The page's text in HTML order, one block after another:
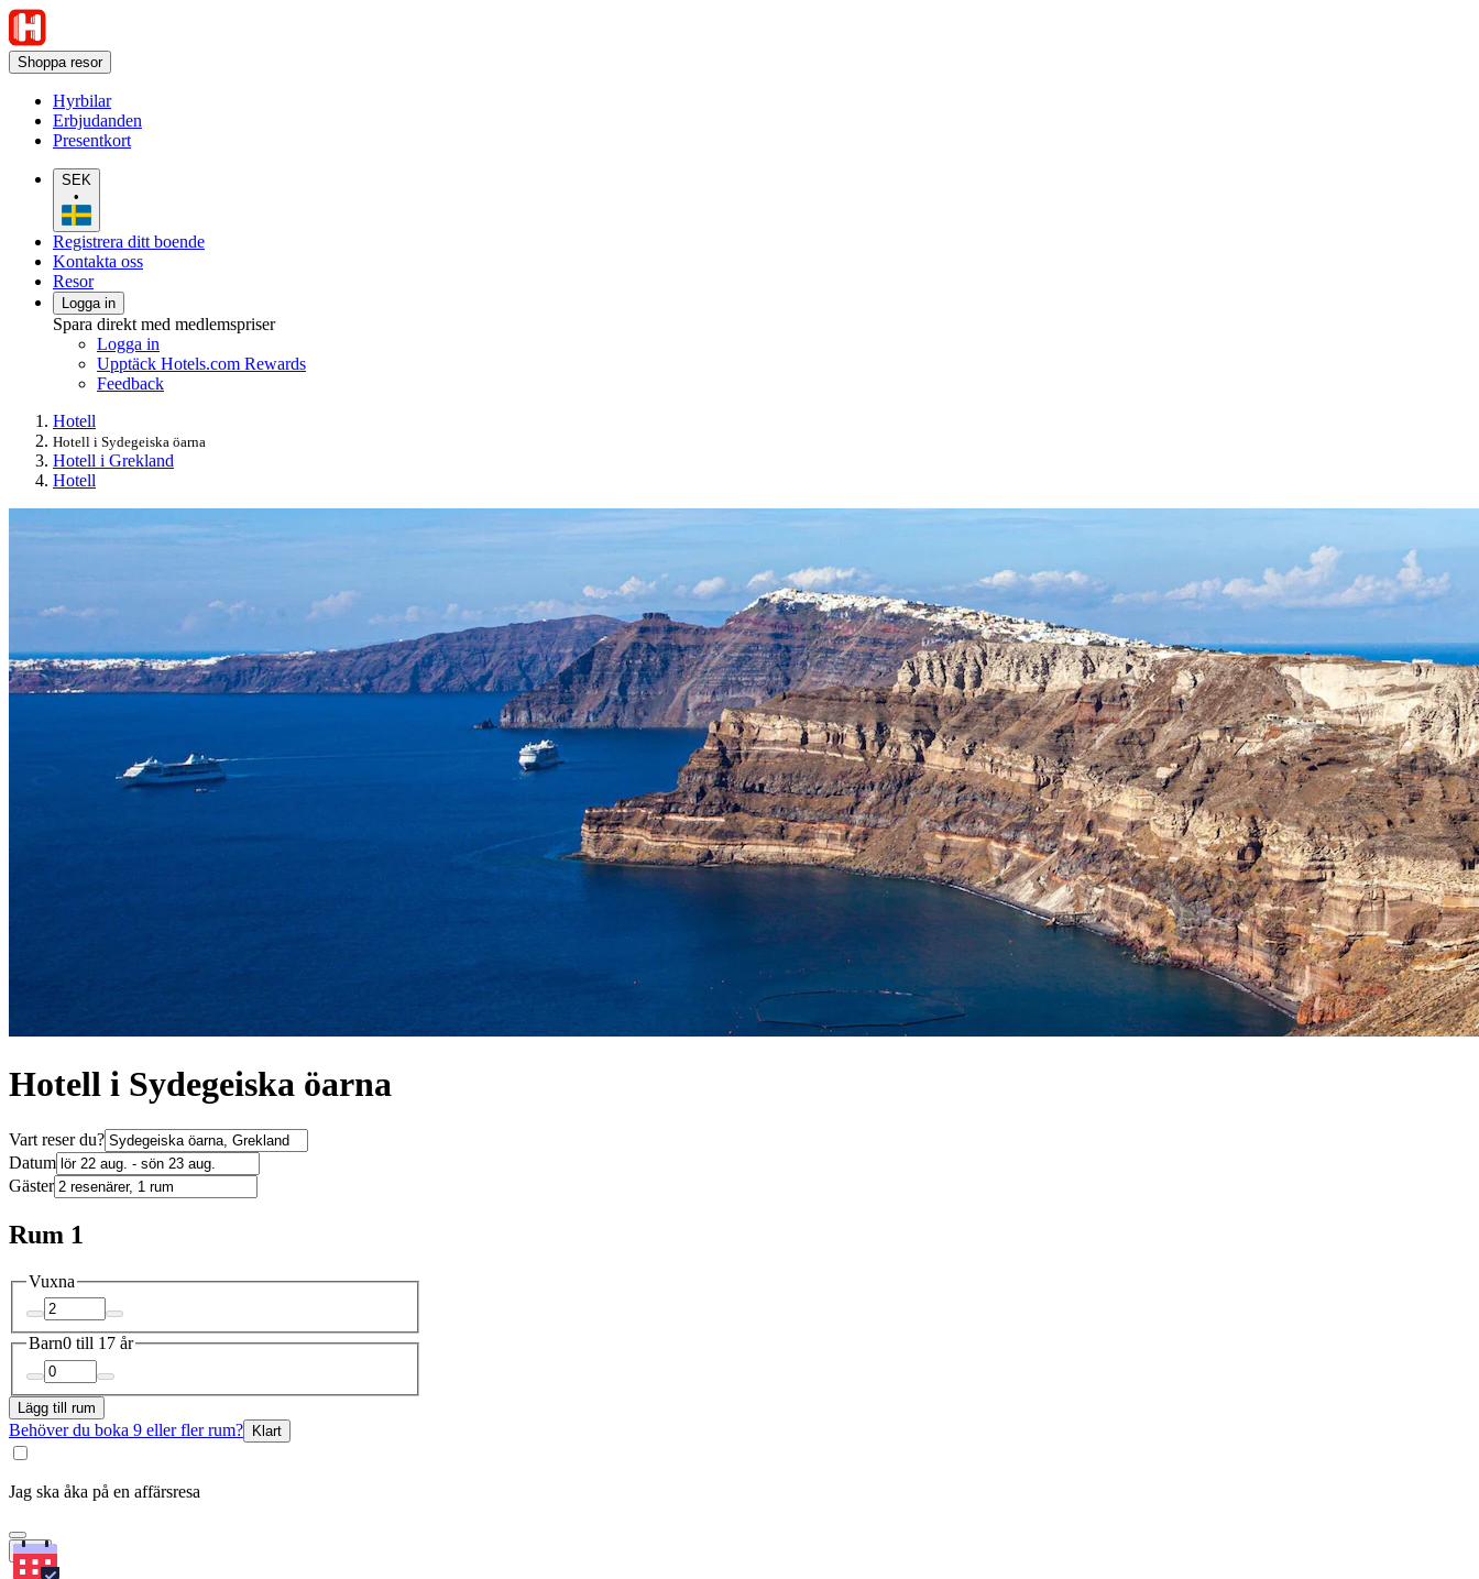
Shoppa resor
Hyrbilar
Erbjudanden
Presentkort
SEK
•
Registrera ditt boende
Kontakta oss
Resor
Logga in
Spara direkt med medlemspriser
Logga in
Upptäck Hotels.com Rewards
Feedback
Hotell
Hotell i Sydegeiska öarna
Hotell i Grekland
Hotell
Hotell i Sydegeiska öarna
Vart reser du?
Datum
Gäster
Rum 1
Vuxna
Barn0 till 17 år
Lägg till rum
Behöver du boka 9 eller fler rum? Klart
Jag ska åka på en affärsresa
Sök